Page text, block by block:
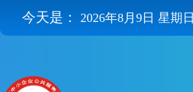
今天是： 2026年8月9日 星期日